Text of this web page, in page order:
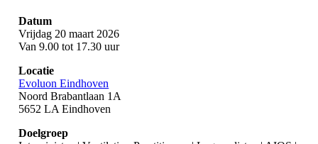
Datum
Vrijdag 20 maart 2026
Van 9.00 tot 17.30 uur
Locatie
Evoluon Eindhoven
Noord Brabantlaan 1A
5652 LA Eindhoven
Doelgroep